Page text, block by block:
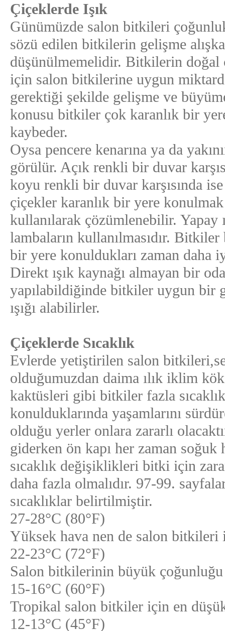
Çiçeklerde Işık
Günümüzde salon bitkileri
sözü edilen bitkilerin gelişme
düşünülmemelidir. Bitkilerin doğal
için salon bitkilerine uygun
gerektiği şekilde gelişme ve
konusu bitkiler çok karanlık bir
kaybeder.
Oysa pencere kenarına ya da
görülür. Açık renkli bir duvar
koyu renkli bir duvar karşısında
çiçekler karanlık bir yere
kullanılarak çözümlenebilir. Yapay
lambaların kullanılmasıdır. Bitkiler
bir yere konuldukları zaman daha
Direkt ışık kaynağı almayan bir
yapılabildiğinde bitkiler uygun bir
ışığı alabilirler.
Çiçeklerde Sıcaklık
Evlerde yetiştirilen salon
olduğumuzdan daima ılık iklim
kaktüsleri gibi bitkiler fazla
konulduklarında yaşamlarını
olduğu yerler onlara zararlı
giderken ön kapı her zaman soğuk
sıcaklık değişiklikleri bitki için
daha fazla olmalıdır. 97-99.
sıcaklıklar belirtilmiştir.
27-28°C (80°F)
Yüksek hava nen de salon bitkileri
22-23°C (72°F)
Salon bitkilerinin büyük
15-16°C (60°F)
Tropikal salon bitkiler için en
12-13°C (45°F)